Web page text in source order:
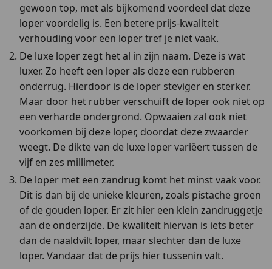
gewoon top, met als bijkomend voordeel dat deze
loper voordelig is. Een betere prijs-kwaliteit
verhouding voor een loper tref je niet vaak.
De luxe loper zegt het al in zijn naam. Deze is wat
luxer. Zo heeft een loper als deze een rubberen
onderrug. Hierdoor is de loper steviger en sterker.
Maar door het rubber verschuift de loper ook niet op
een verharde ondergrond. Opwaaien zal ook niet
voorkomen bij deze loper, doordat deze zwaarder
weegt. De dikte van de luxe loper variëert tussen de
vijf en zes millimeter.
De loper met een zandrug komt het minst vaak voor.
Dit is dan bij de unieke kleuren, zoals pistache groen
of de gouden loper. Er zit hier een klein zandruggetje
aan de onderzijde. De kwaliteit hiervan is iets beter
dan de naaldvilt loper, maar slechter dan de luxe
loper. Vandaar dat de prijs hier tussenin valt.